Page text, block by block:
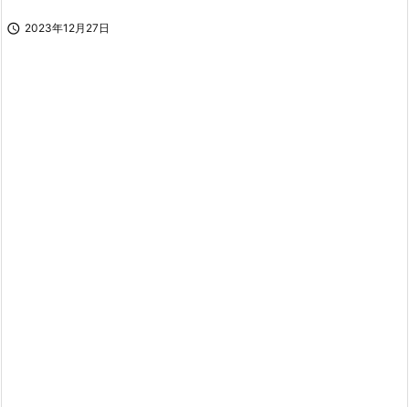
 2023年12月27日